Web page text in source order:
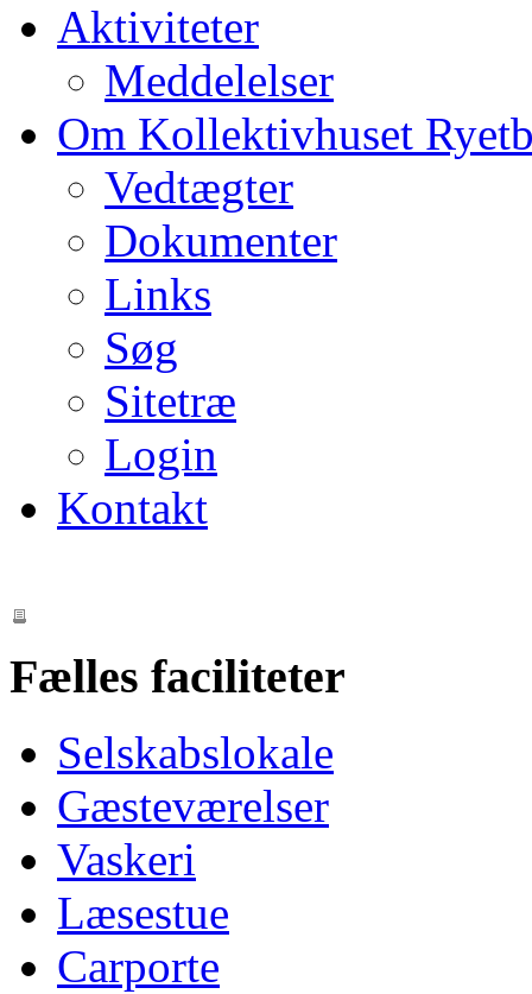
Aktiviteter
Meddelelser
Om Kollektivhuset
Vedtægter
Dokumenter
Links
Søg
Sitetræ
Login
Kontakt
Fælles faciliteter
Selskabslokale
Gæsteværelser
Vaskeri
Læsestue
Carporte